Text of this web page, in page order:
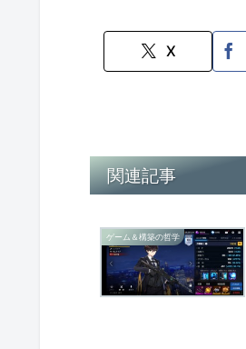
X
関連記事
ゲーム＆構築の哲学